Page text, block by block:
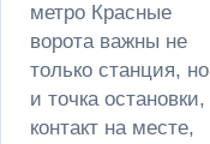
метро Красные
ворота важны не
только станция, но
и точка остановки,
контакт на месте,